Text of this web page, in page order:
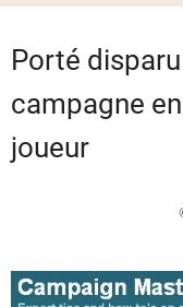
Porté
campagne
joueur